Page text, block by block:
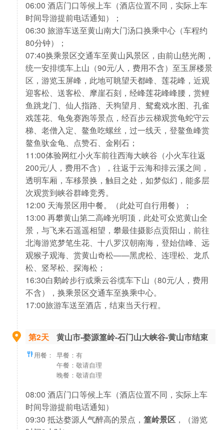
06:00 酒店门口等候上车（酒店位置不同，实际上车
时间导游提前电话通知）；
06:30 旅游车送至黄山南大门汤口换乘中心（车程约
80分钟）；
07:40换乘景区交通车至黄山风景区，由前山慈光阁，
统一安排缆车上山（90元/人，费用不含）至玉屏楼景
区，游览玉屏峰，此地可眺望天都峰、莲花峰，近观
迎客松、送客松、摩崖石刻，经峰莲花峰峰腰，赏鲤
鱼跳龙门、仙人指路、天狗望月、鸳鸯戏水图、孔雀
戏莲花、龟兔赛跑等景点，经百步云梯观赏龟蛇守云
梯、老僧入定、鳌鱼吃螺丝，过一线天，登鳌鱼峰赏
鳌鱼驮金龟、点赞石、金刚石；
11:00体验网红小火车前往西海大峡谷（小火车往返
200元/人，费用不含），往返于云海和排云溪之间，
透明车厢，车移景换，触目之处，如梦似幻，能多层
次观赏到峡谷群峰竞秀。
12:00 天海景区用中餐。（此处可自行用餐）；
13:00 再攀黄山第二高峰光明顶，此处可众览黄山全
景，与飞来石遥遥相望，攀最佳摄影点贡阳山，前往
北海游览梦笔生花、十八罗汉朝南海，登始信峰、远
观猴子观海、赏黄山奇松——黑虎松、连理松、龙爪
松、竖琴松、探海松；
16:30白鹅岭步行或乘云谷缆车下山（80元/人，费用
不含），换乘景区交通车至换乘中心。
17:00旅游车送至酒店，结束当天行程。
第2天 黄山市-婺源篁岭-石门山大峡谷-黄山市结束
用餐： 早餐：有
午餐：敬请自理
晚餐：敬请自理
08:00 酒店门口等候上车（酒店位置不同，实际上车
时间导游提前电话通知）
09:30 抵达婺源人气醉高的景点，篁岭景区 ，（游览